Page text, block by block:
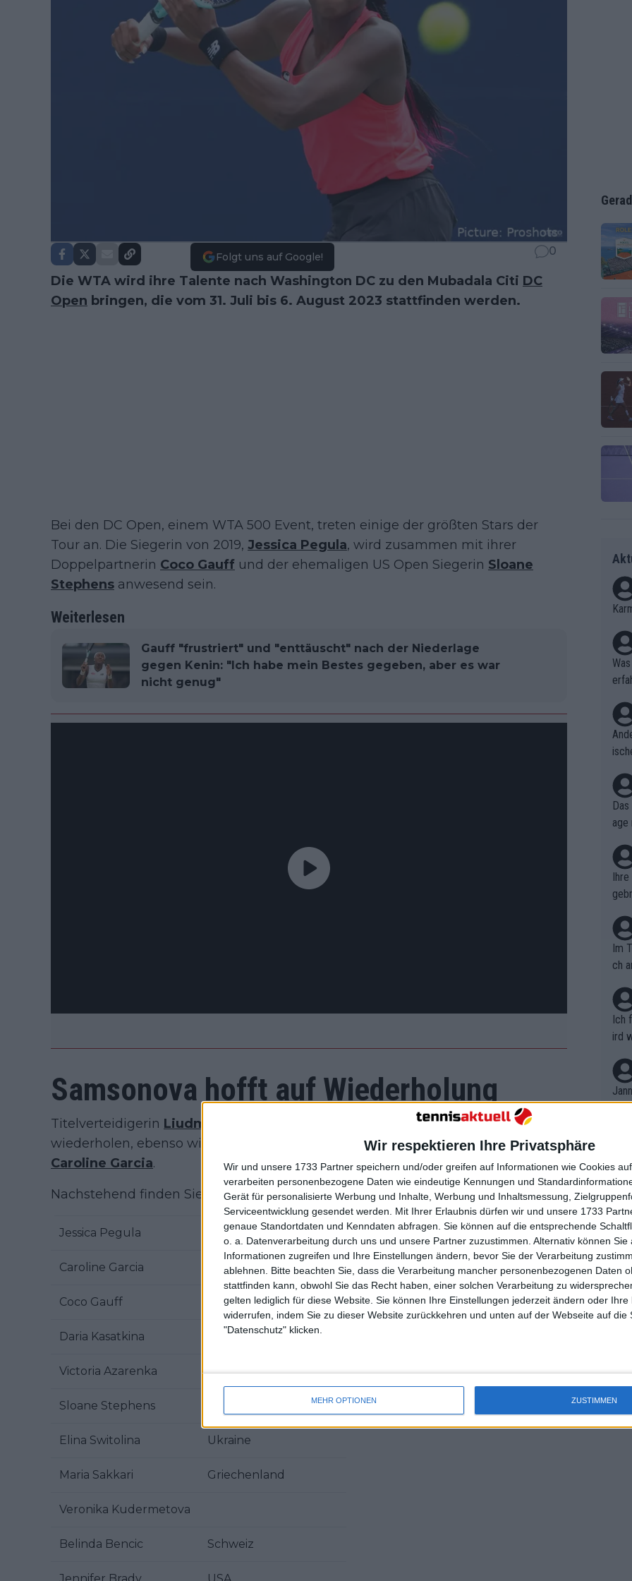
Wir respektieren Ihre Privatsphäre
Wir und unsere 1733 Partner speichern und/oder greifen auf Informationen wie Cookies
verarbeiten personenbezogene Daten wie eindeutige Kennungen und
Gerät für personalisierte Werbung und Inhalte, Werbung und Inhaltsmessung,
Serviceentwicklung gesendet werden. Mit Ihrer Erlaubnis dürfen wir und unsere 1733
genaue Standortdaten und Kenndaten abfragen. Sie können auf die entsprechende
o. a. Datenverarbeitung durch uns und unsere Partner zuzustimmen. Alternativ können Sie
Informationen zugreifen und Ihre Einstellungen ändern, bevor Sie der Verarbeitung
ablehnen. Bitte beachten Sie, dass die Verarbeitung mancher personenbezogenen Daten
stattfinden kann, obwohl Sie das Recht haben, einer solchen Verarbeitung zu
gelten lediglich für diese Website. Sie können Ihre Einstellungen jederzeit ändern oder Ihre
widerrufen, indem Sie zu dieser Website zurückkehren und unten auf der Webseite auf die
"Datenschutz" klicken.
MEHR OPTIONEN ZUSTIMMEN
Folgt uns auf Google! 0
Die WTA wird ihre Talente nach Washington DC zu den Mubadala Citi DC
Open bringen, die vom 31. Juli bis 6. August 2023 stattfinden werden.
Bei den DC Open, einem WTA 500 Event, treten einige der größten Stars der
Tour an. Die Siegerin von 2019, Jessica Pegula, wird zusammen mit ihrer
Doppelpartnerin Coco Gauff und der ehemaligen US Open Siegerin Sloane
Stephens anwesend sein.
Weiterlesen
Gauff "frustriert" und "enttäuscht" nach der Niederlage
gegen Kenin: "Ich habe mein Bestes gegeben, aber es war
nicht genug"
Samsonova hofft auf Wiederholung
Titelverteidigerin Liudmila Samsonova
hofft, das Turnier in diesem Jahr zu
wiederholen, ebenso wie die Weißrussin
Victoria Azarenkaund die Französin
Caroline Garcia.
Nachstehend finden Sie die Liste der Teilnehmer.
Jessica Pegula USA
Caroline Garcia Frankreich
Coco Gauff USA
Daria Kasatkina
Victoria Azarenka
Sloane Stephens
Elina Switolina Ukraine
Maria Sakkari Griechenland
Veronika Kudermetova
Belinda Bencic Schweiz
age
ben.
Im
ch
Ich
ird
r in
em
t,
B.
on
uss
mal
des
n
nt.
kel